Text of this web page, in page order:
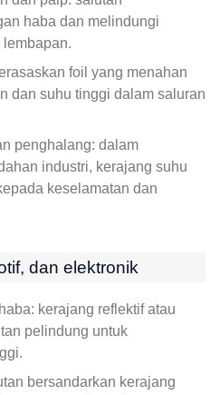
haba dan melindungi
foil yang menahan
dan suhu tinggi dalam saluran
penghalang: dalam
industri, kerajang suhu
keselamatan dan
dan elektronik
kerajang reflektif atau
pelindung untuk
bersandarkan kerajang